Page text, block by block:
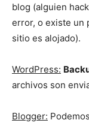
blog (alguien
error, o existe un
sitio es alojado).
WordPress:
archivos son
Blogger: